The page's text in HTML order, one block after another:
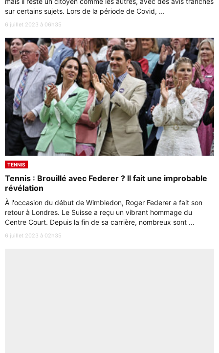
sur certains sujets. Lors de la période de Covid, ...
6 juillet 2023 à 06h35
TENNIS
Tennis : Brouillé avec Federer ? Il fait une improbable
révélation
À l'occasion du début de Wimbledon, Roger Federer a fait son
retour à Londres. Le Suisse a reçu un vibrant hommage du
Centre Court. Depuis la fin de sa carrière, nombreux sont ...
6 juillet 2023 à 02h35